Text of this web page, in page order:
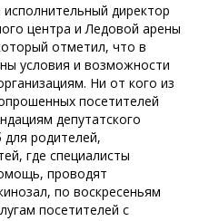
директор
центра и Ледовой арены
отметил, что в
условия и возможности
Ни от кого из
посетителей
депутатского
для родителей,
где специалисты
проводят
по воскресеньям
посетителей с